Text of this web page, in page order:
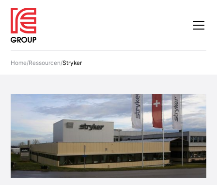
Home/Ressourcen/Stryker